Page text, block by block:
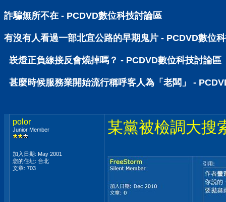
詐騙無所不在 - PCDVD數位科技討論區
有沒有人看過一部北宜公路的早期鬼片 - PCDVD數位
崁燈正負線接反會燒掉嗎？ - PCDVD數位科技討論區
甚麼時候服務業開始流行稱呼客人為「老闆」 -
polor
Junior Member
加入日期: May 2001
您的住址: 台北
文章: 703
某黨被檢調大搜